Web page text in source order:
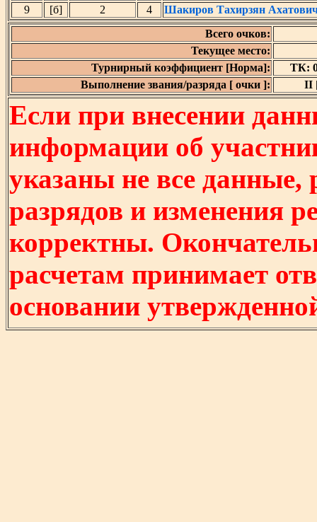
9
[б] 2 4
Шакиров Тахирзян
Всего очков:
Текущее место:
Турнирный коэффициент [Норма]:
ТК:
Выполнение звания/разряда [ очки ]:
II
Если при внесении
информации об
указаны не все
разрядов и изменения
корректны.
расчетам принимает
основании